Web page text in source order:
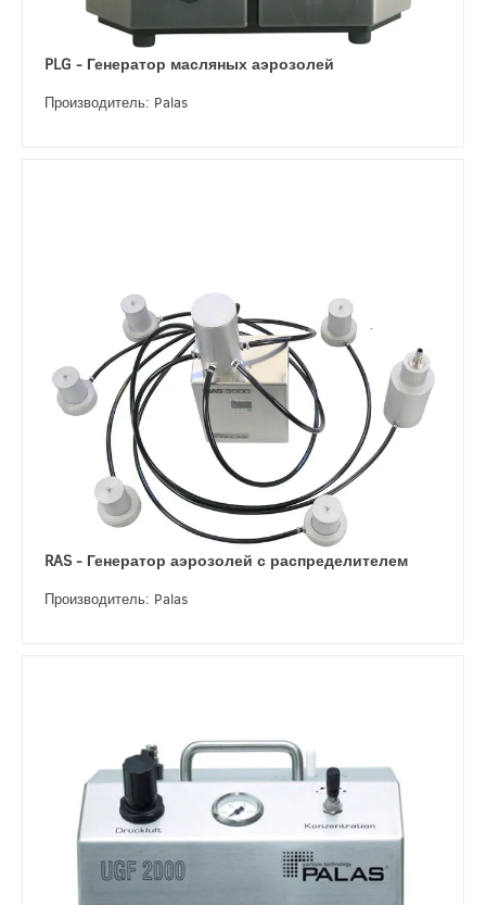
PLG - Генератор масляных аэрозолей
Производитель: Palas
RAS - Генератор аэрозолей с распределителем
Производитель: Palas